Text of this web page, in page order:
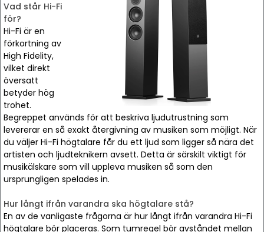
Vad står Hi-Fi
för?
Hi-Fi är en
förkortning av
High Fidelity,
vilket direkt
översatt
betyder hög
trohet.
Begreppet används för att beskriva ljudutrustning som
levererar en så exakt återgivning av musiken som möjligt. När
du väljer Hi-Fi högtalare får du ett ljud som ligger så nära det
artisten och ljudteknikern avsett. Detta är särskilt viktigt för
musikälskare som vill uppleva musiken så som den
ursprungligen spelades in.
Hur långt ifrån varandra ska högtalare stå?
En av de vanligaste frågorna är hur långt ifrån varandra Hi-Fi
högtalare bör placeras. Som tumregel bör avståndet mellan